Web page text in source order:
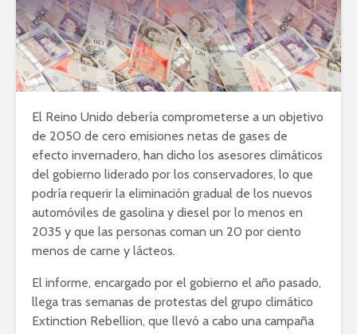
El Reino Unido debería comprometerse a un objetivo
de 2050 de cero emisiones netas de gases de
efecto invernadero, han dicho los asesores climáticos
del gobierno liderado por los conservadores, lo que
podría requerir la eliminación gradual de los nuevos
automóviles de gasolina y diesel por lo menos en
2035 y que las personas coman un 20 por ciento
menos de carne y lácteos.
El informe, encargado por el gobierno el año pasado,
llega tras semanas de protestas del grupo climático
Extinction Rebellion, que llevó a cabo una campaña